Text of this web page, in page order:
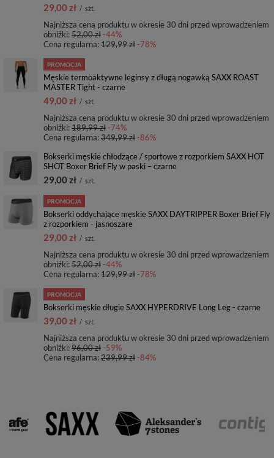
29,00 zł / szt.
Najniższa cena produktu w okresie 30 dni przed wprowadzeniem
obniżki:52,00 zł-44%
Cena regularna:129,99 zł-78%
PROMOCJA
Męskie termoaktywne leginsy z długą nogawką SAXX ROAST
MASTER Tight - czarne
49,00 zł / szt.
Najniższa cena produktu w okresie 30 dni przed wprowadzeniem
obniżki:189,99 zł-74%
Cena regularna:349,99 zł-86%
Bokserki męskie chłodzące / sportowe z rozporkiem SAXX HOT
SHOT Boxer Brief Fly w paski – czarne
29,00 zł / szt.
PROMOCJA
Bokserki oddychające męskie SAXX DAYTRIPPER Boxer Brief Fly
z rozporkiem - jasnoszare
29,00 zł / szt.
Najniższa cena produktu w okresie 30 dni przed wprowadzeniem
obniżki:52,00 zł-44%
Cena regularna:129,99 zł-78%
PROMOCJA
Bokserki męskie długie SAXX HYPERDRIVE Long Leg - czarne
39,00 zł / szt.
Najniższa cena produktu w okresie 30 dni przed wprowadzeniem
obniżki:96,00 zł-59%
Cena regularna:239,99 zł-84%